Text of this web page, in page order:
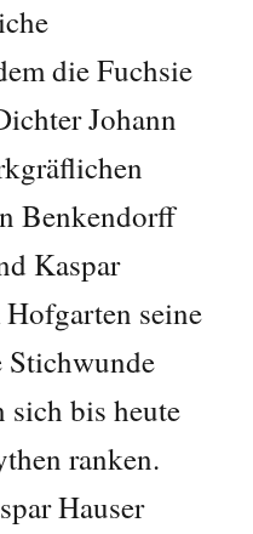
die Fuchsie
Johann
Benkendorff
Kaspar
seine
sich bis heute
ranken.
Hauser